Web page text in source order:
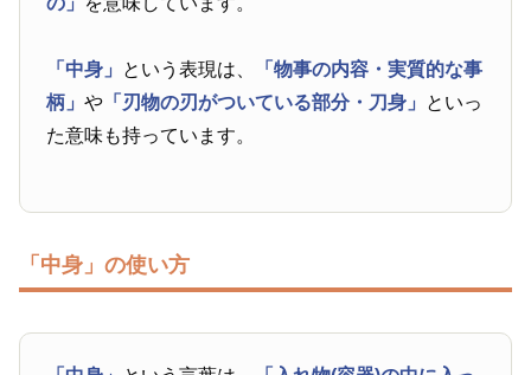
「中身」 という表現は、
「物事の内容・実質的な事
柄」や 「刃物の刃がついている部分・刀身」 といっ
た意味も持っています。
「中身」の使い方